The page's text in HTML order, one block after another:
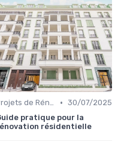
Projets de Rénovation • 30/07/2025
pratique pour la
résidentielle